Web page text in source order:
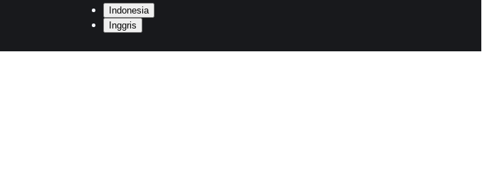
Indonesia
Inggris